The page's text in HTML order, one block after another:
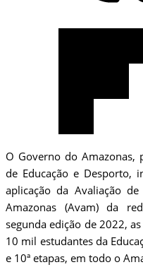
O Governo do
de Educação e Desporto,
aplicação da Avaliação
Amazonas (Avam) da
segunda edição de 2022,
10 mil estudantes da
e 10ª etapas, em todo o